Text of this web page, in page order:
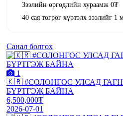
Зээлийн өргөдлийн хураамж 0₮
40 сая төгрөг хүртэлх зээлийг 1
Санал болгох
1
🇰🇷 #СОЛОНГОС УЛСАД
БҮРТГЭЖ БАЙНА
6,500,000₮
2026-07-01